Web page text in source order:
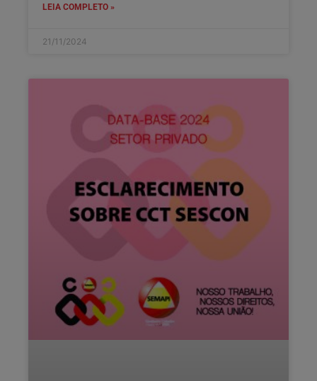
LEIA COMPLETO »
21/11/2024